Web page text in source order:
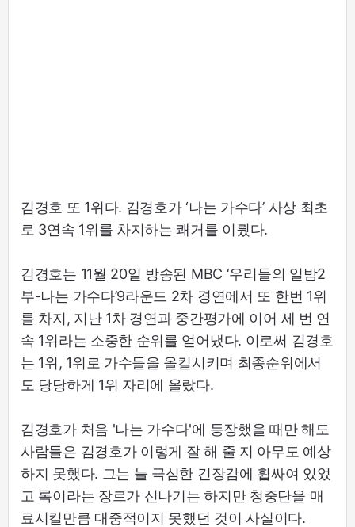
김경호 또 1위다. 김경호가 ‘나는 가수다’ 사상 최초
로 3연속 1위를 차지하는 쾌거를 이뤘다.
김경호는 11월 20일 방송된 MBC ‘우리들의 일밤2
부-나는 가수다’9라운드 2차 경연에서 또 한번 1위
를 차지, 지난 1차 경연과 중간평가에 이어 세 번 연
속 1위라는 소중한 순위를 얻어냈다. 이로써 김경호
는 1위, 1위로 가수들을 올킬시키며 최종순위에서
도 당당하게 1위 자리에 올랐다.
김경호가 처음 '나는 가수다'에 등장했을 때만 해도
사람들은 김경호가 이렇게 잘 해 줄 지 아무도 예상
하지 못했다. 그는 늘 극심한 긴장감에 휩싸여 있었
고 록이라는 장르가 신나기는 하지만 청중단을 매
료시킬만큼 대중적이지 못했던 것이 사실이다.